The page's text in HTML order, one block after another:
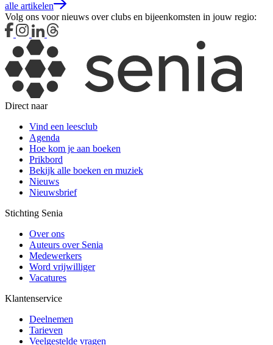
alle artikelen
Volg ons voor nieuws over clubs en bijeenkomsten in jouw regio:
Direct naar
Vind een leesclub
Agenda
Hoe kom je aan boeken
Prikbord
Bekijk alle boeken en muziek
Nieuws
Nieuwsbrief
Stichting Senia
Over ons
Auteurs over Senia
Medewerkers
Word vrijwilliger
Vacatures
Klantenservice
Deelnemen
Tarieven
Veelgestelde vragen